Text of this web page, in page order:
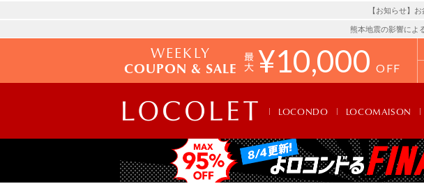
【お知らせ】
熊本地震の影響によ
WEEKLY
COUPON & SALE ¥10,000 OFF
LOCONDO LOCOMAISON